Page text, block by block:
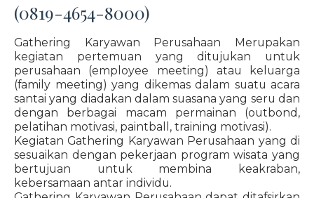
(0819-4654-8000)
Gathering Karyawan Perusahaan Merupakan
kegiatan pertemuan yang ditujukan untuk
perusahaan (employee meeting) atau keluarga
(family meeting) yang dikemas dalam suatu acara
santai yang diadakan dalam suasana yang seru dan
dengan berbagai macam permainan (outbond,
pelatihan motivasi, paintball, training motivasi).
Kegiatan Gathering Karyawan Perusahaan yang di
sesuaikan dengan pekerjaan program wisata yang
bertujuan untuk membina keakraban,
kebersamaan antar individu.